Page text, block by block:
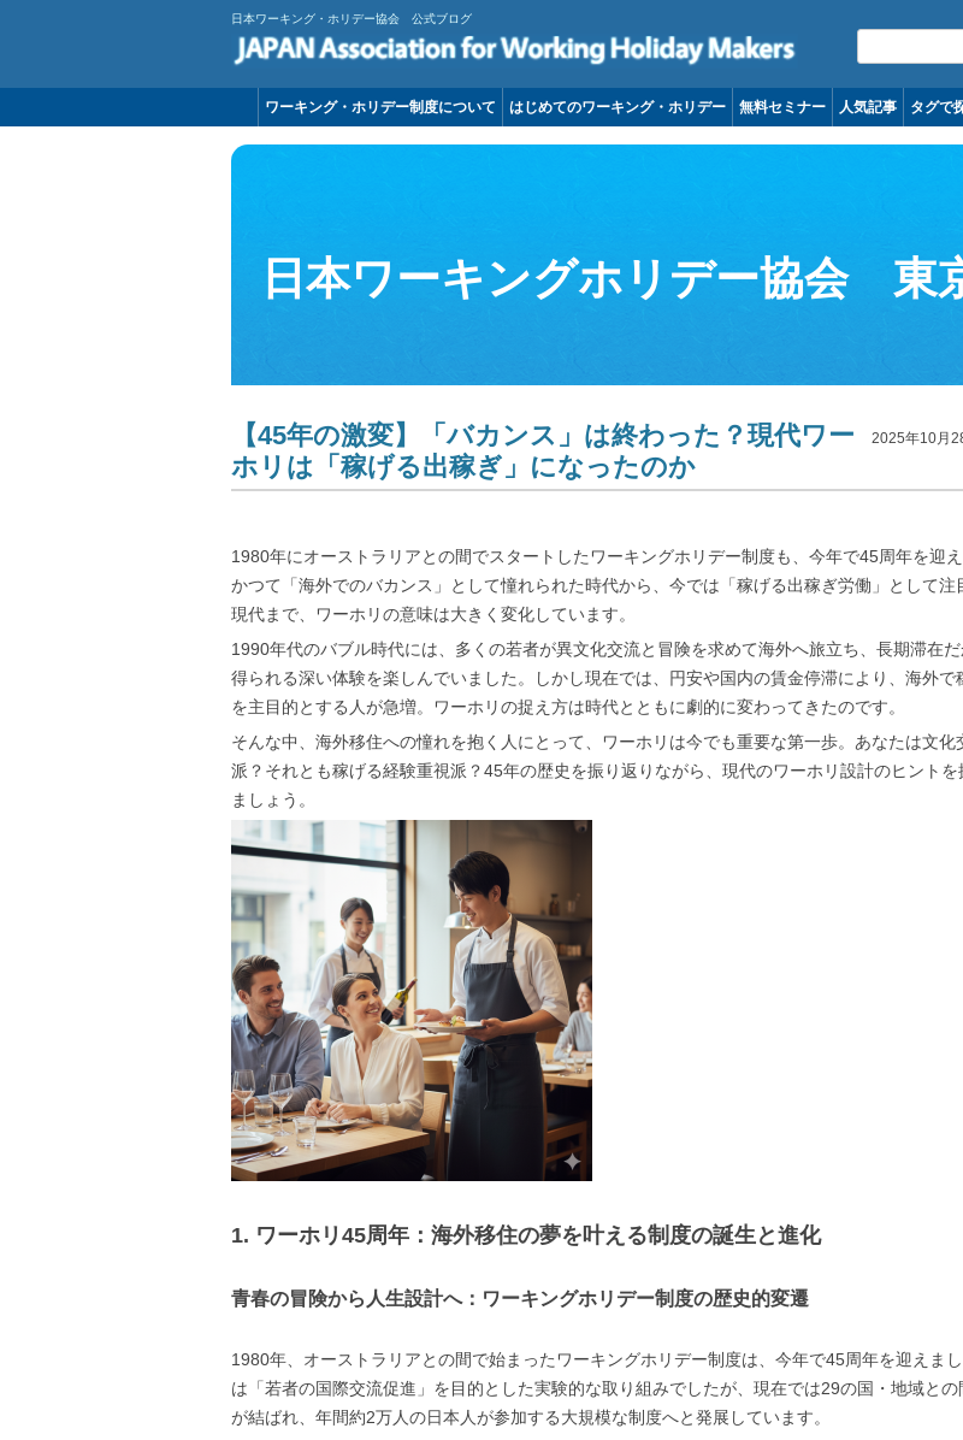
日本ワーキング・ホリデー協会 公式ブログ
コンテンツへ移動
ワーキング・ホリデー制度について はじめてのワーキング・ホリデー 無料セミナー 人気記事 タグで
日本ワーキングホリデー協会 東
【45年の激変】「バカンス」は終わった？現代ワー
ホリは「稼げる出稼ぎ」になったのか
2025年10月
1980年にオーストラリアとの間でスタートしたワーキングホリデー制度も、今年で45周年を迎え
かつて「海外でのバカンス」として憧れられた時代から、今では「稼げる出稼ぎ労働」として注
現代まで、ワーホリの意味は大きく変化しています。
1990年代のバブル時代には、多くの若者が異文化交流と冒険を求めて海外へ旅立ち、長期滞在
得られる深い体験を楽しんでいました。しかし現在では、円安や国内の賃金停滞により、海外で
を主目的とする人が急増。ワーホリの捉え方は時代とともに劇的に変わってきたのです。
そんな中、海外移住への憧れを抱く人にとって、ワーホリは今でも重要な第一歩。あなたは文化
派？それとも稼げる経験重視派？45年の歴史を振り返りながら、現代のワーホリ設計のヒントを
ましょう。
1. ワーホリ45周年：海外移住の夢を叶える制度の誕生と進化
青春の冒険から人生設計へ：ワーキングホリデー制度の歴史的変遷
1980年、オーストラリアとの間で始まったワーキングホリデー制度は、今年で45周年を迎えま
は「若者の国際交流促進」を目的とした実験的な取り組みでしたが、現在では29の国・地域との
が結ばれ、年間約2万人の日本人が参加する大規模な制度へと発展しています。